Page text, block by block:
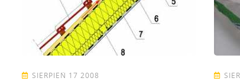
SIERPIEŃ 17 2008